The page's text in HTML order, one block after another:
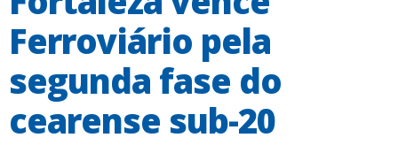
Ferroviário pela
segunda fase do
cearense sub-20